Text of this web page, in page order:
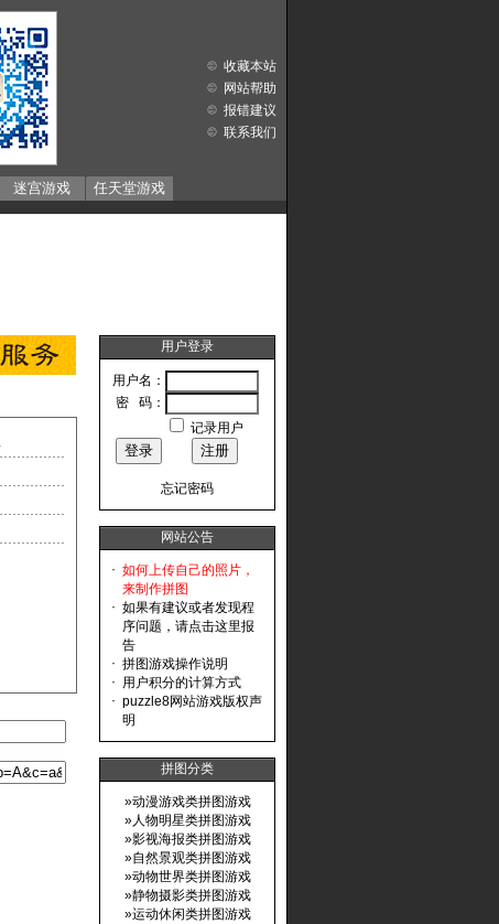
迷宫游戏 任天堂游戏
收藏本站
网站帮助
报错建议
联系我们
用户登录
用户名：
密 码：
记录用户
忘记密码
网站公告
· 如何上传自己的照片，
来制作拼图
· 如果有建议或者发现程
序问题，请点击这里报
告
· 拼图游戏操作说明
· 用户积分的计算方式
· puzzle8网站游戏版权声
明
拼图分类
»动漫游戏类拼图游戏
»人物明星类拼图游戏
»影视海报类拼图游戏
»自然景观类拼图游戏
»动物世界类拼图游戏
»静物摄影类拼图游戏
»运动休闲类拼图游戏